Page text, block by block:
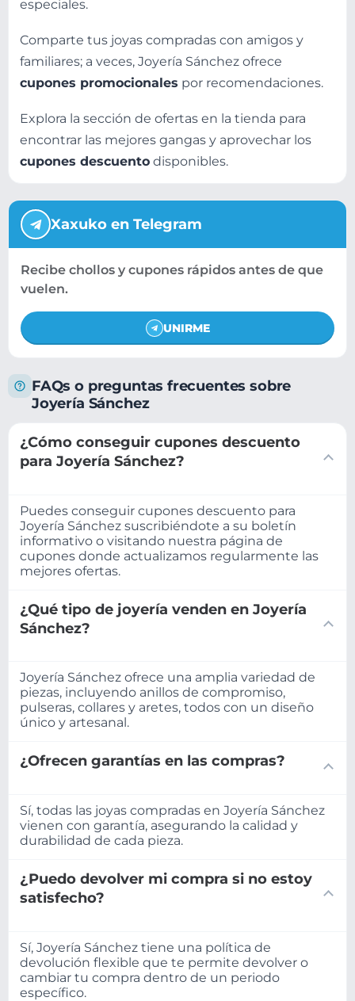
especiales.
Comparte tus joyas compradas con amigos y
familiares; a veces, Joyería Sánchez ofrece
cupones promocionales por recomendaciones.
Explora la sección de ofertas en la tienda para
encontrar las mejores gangas y aprovechar los
cupones descuento disponibles.
FAQs o preguntas frecuentes sobre
Joyería Sánchez
¿Cómo conseguir cupones descuento
para Joyería Sánchez?
Puedes conseguir cupones descuento para
Joyería Sánchez suscribiéndote a su boletín
informativo o visitando nuestra página de
cupones donde actualizamos regularmente las
mejores ofertas.
¿Qué tipo de joyería venden en Joyería
Sánchez?
Joyería Sánchez ofrece una amplia variedad de
piezas, incluyendo anillos de compromiso,
pulseras, collares y aretes, todos con un diseño
único y artesanal.
¿Ofrecen garantías en las compras?
Sí, todas las joyas compradas en Joyería Sánchez
vienen con garantía, asegurando la calidad y
durabilidad de cada pieza.
¿Puedo devolver mi compra si no estoy
satisfecho?
Sí, Joyería Sánchez tiene una política de
devolución flexible que te permite devolver o
cambiar tu compra dentro de un periodo
específico.
Xaxuko en Telegram
Recibe chollos y cupones rápidos antes de que
vuelen.
UNIRME